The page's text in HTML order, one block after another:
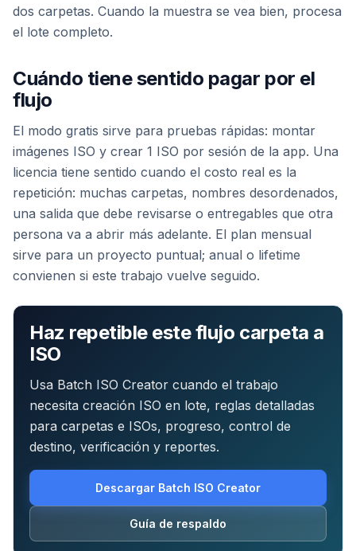
dos carpetas. Cuando la muestra se vea bien, procesa
el lote completo.
Cuándo tiene sentido pagar por el
flujo
El modo gratis sirve para pruebas rápidas: montar
imágenes ISO y crear 1 ISO por sesión de la app. Una
licencia tiene sentido cuando el costo real es la
repetición: muchas carpetas, nombres desordenados,
una salida que debe revisarse o entregables que otra
persona va a abrir más adelante. El plan mensual
sirve para un proyecto puntual; anual o lifetime
convienen si este trabajo vuelve seguido.
Haz repetible este flujo carpeta a
ISO
Usa Batch ISO Creator cuando el trabajo
necesita creación ISO en lote, reglas detalladas
para carpetas e ISOs, progreso, control de
destino, verificación y reportes.
Descargar Batch ISO Creator
Guía de respaldo